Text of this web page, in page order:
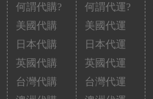
何謂代購?
美國代購
日本代購
英國代購
台灣代購
何謂代運?
美國代運
日本代運
英國代運
台灣代運